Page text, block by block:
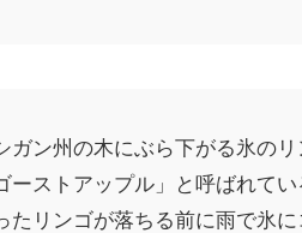
ガン州の木にぶら下がる氷のリ
ーストアップル」と呼ばれてい
たリンゴが落ちる前に雨で氷